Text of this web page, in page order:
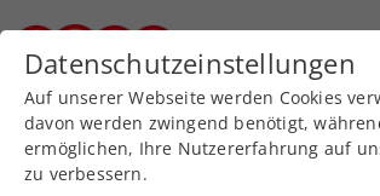
Datenschutzeinstellungen
Auf unserer Webseite werden Cookies
davon werden zwingend benötigt,
ermöglichen, Ihre Nutzererfahrung auf
zu verbessern.